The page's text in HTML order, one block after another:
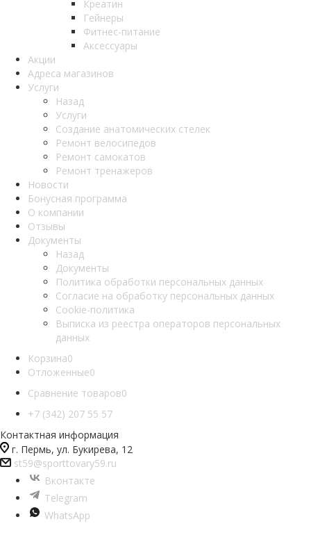
Креатин
Гейнеры
Фитнес-питание
Аксессуары
Акции
Адреса магазинов
Услуги
Назад
Услуги
Создание анатомических стелек
Ремонт велосипедов
Ремонт самокатов
Ремонт тренажеров
Новости
Бонусная программа
О компании
Отзывы
Документы
Назад
Документы
Политика обработки персональных данных
Согласие на обработку персональных данных
Cookie-политика
Выписка из реестра операторов персональных
данных
Корзина0
Отложенные0
Сравнение товаров0
+7 (342) 207 55 57
Контактная информация
г. Пермь, ул. Букирева, 12
st59@sporttovary59.ru
Вконтакте
Telegram
WhatsApp